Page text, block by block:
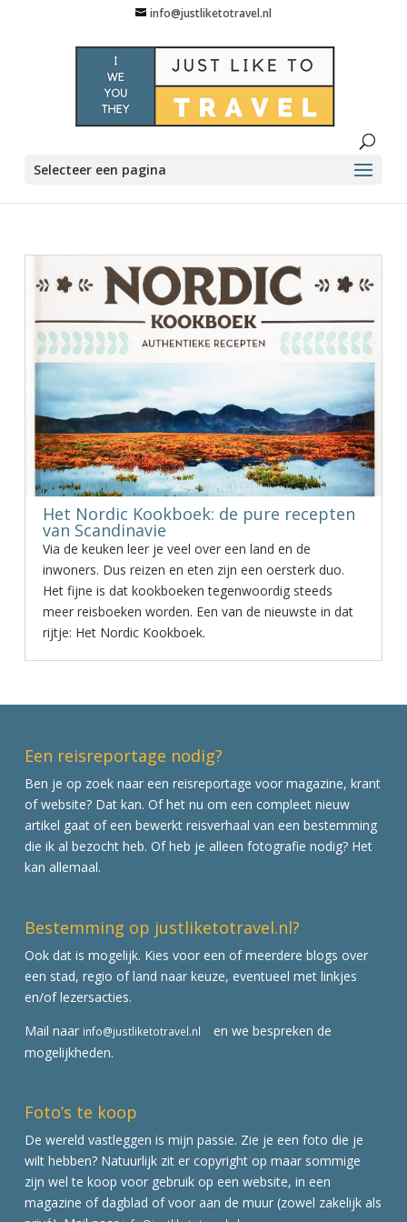
info@justliketotravel.nl
Selecteer een pagina
Het Nordic Kookboek: de pure recepten
van Scandinavie
Via de keuken leer je veel over een land en de
inwoners. Dus reizen en eten zijn een oersterk duo.
Het fijne is dat kookboeken tegenwoordig steeds
meer reisboeken worden. Een van de nieuwste in dat
rijtje: Het Nordic Kookboek.
Een reisreportage nodig?
Ben je op zoek naar een reisreportage voor magazine, krant
of website? Dat kan. Of het nu om een compleet nieuw
artikel gaat of een bewerkt reisverhaal van een bestemming
die ik al bezocht heb. Of heb je alleen fotografie nodig? Het
kan allemaal.
Bestemming op justliketotravel.nl?
Ook dat is mogelijk. Kies voor een of meerdere blogs over
een stad, regio of land naar keuze, eventueel met linkjes
en/of lezersacties.
Mail naar info@justliketotravel.nl
en we bespreken de
mogelijkheden.
Foto’s te koop
De wereld vastleggen is mijn passie. Zie je een foto die je
wilt hebben? Natuurlijk zit er copyright op maar sommige
zijn wel te koop voor gebruik op een website, in een
magazine of dagblad of voor aan de muur (zowel zakelijk als